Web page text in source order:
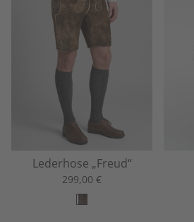
Lederhose „Freud“
299,00 €